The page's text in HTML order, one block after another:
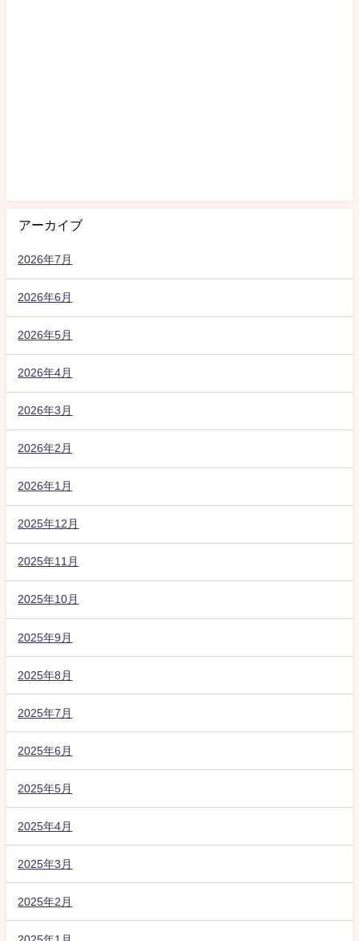
アーカイブ
2026年7月
2026年6月
2026年5月
2026年4月
2026年3月
2026年2月
2026年1月
2025年12月
2025年11月
2025年10月
2025年9月
2025年8月
2025年7月
2025年6月
2025年5月
2025年4月
2025年3月
2025年2月